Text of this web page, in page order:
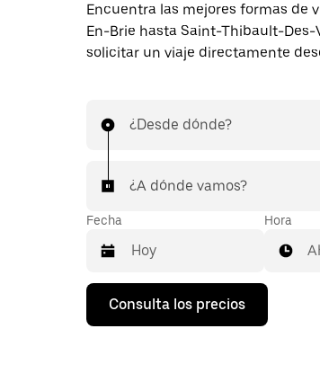
Encuentra las mejores formas de
En-Brie hasta Saint-Thibault-Des-
solicitar un viaje directamente
¿Desde dónde?
¿A dónde vamos?
Fecha
Pulsa
flecha
Hora
Consulta los precios